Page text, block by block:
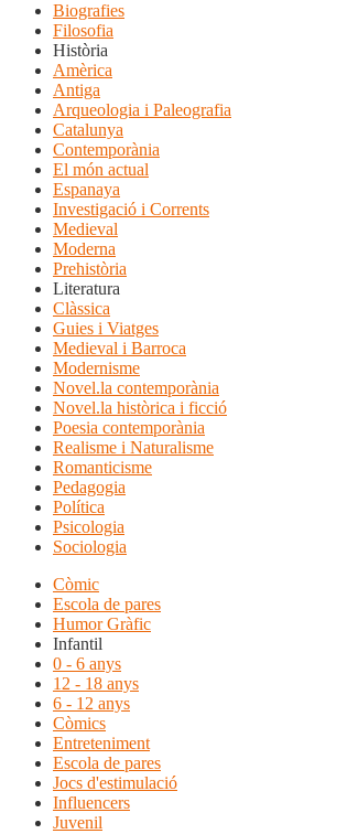
Biografies
Filosofia
Història
Amèrica
Antiga
Arqueologia i Paleografia
Catalunya
Contemporània
El món actual
Espanaya
Investigació i Corrents
Medieval
Moderna
Prehistòria
Literatura
Clàssica
Guies i Viatges
Medieval i Barroca
Modernisme
Novel.la contemporània
Novel.la històrica i ficció
Poesia contemporània
Realisme i Naturalisme
Romanticisme
Pedagogia
Política
Psicologia
Sociologia
Còmic
Escola de pares
Humor Gràfic
Infantil
0 - 6 anys
12 - 18 anys
6 - 12 anys
Còmics
Entreteniment
Escola de pares
Jocs d'estimulació
Influencers
Juvenil